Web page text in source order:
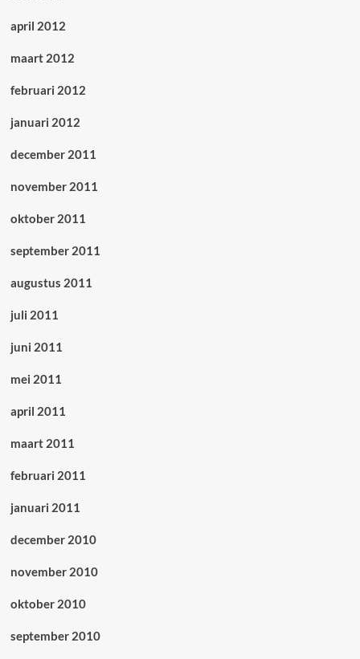
april 2012
maart 2012
februari 2012
januari 2012
december 2011
november 2011
oktober 2011
september 2011
augustus 2011
juli 2011
juni 2011
mei 2011
april 2011
maart 2011
februari 2011
januari 2011
december 2010
november 2010
oktober 2010
september 2010